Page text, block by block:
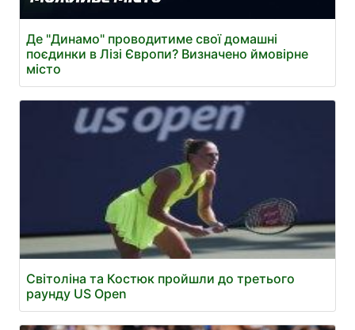
Де "Динамо" проводитиме свої домашні
поєдинки в Лізі Європи? Визначено ймовірне
місто
Світоліна та Костюк пройшли до третього
раунду US Open